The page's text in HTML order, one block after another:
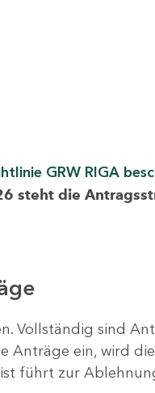
GRW RIGA
steht die
Vollständig sind
ein, wird
führt zur